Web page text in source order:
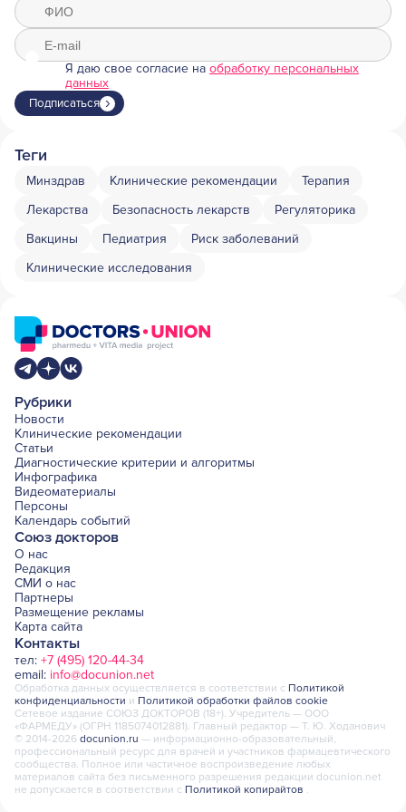
Я даю свое согласие на обработку персональных
данных
Подписаться
Теги
Минздрав Клинические рекомендации
Терапия
Лекарства
Безопасность лекарств
Регуляторика
Вакцины
Педиатрия
Риск заболеваний
Клинические исследования
Рубрики
Новости
Клинические рекомендации
Статьи
Диагностические критерии и алгоритмы
Инфографика
Видеоматериалы
Персоны
Календарь событий
Союз докторов
О нас
Редакция
СМИ о нас
Партнеры
Размещение рекламы
Карта сайта
Контакты
тел: +7 (495) 120-44-34
email: info@docunion.net
Обработка данных осуществляется в соответствии с Политикой
конфиденциальности и Политикой обработки файлов cookie
Сетевое издание СОЮЗ ДОКТОРОВ (18+). Учредитель — ООО
«ФАРМЕДУ» (ОГРН 1185074012881). Главный редактор — Т. Ю. Ходанович
© 2014-2026 docunion.ru — информационно-образовательный,
профессиональный ресурс для врачей и участников фармацевтического
сообщества. Полное или частичное воспроизведение любых
материалов сайта без письменного разрешения редакции docunion.net
не допускается в соответствии с Политикой копирайтов .